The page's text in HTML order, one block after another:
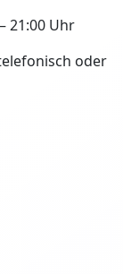
21:00 Uhr
oder